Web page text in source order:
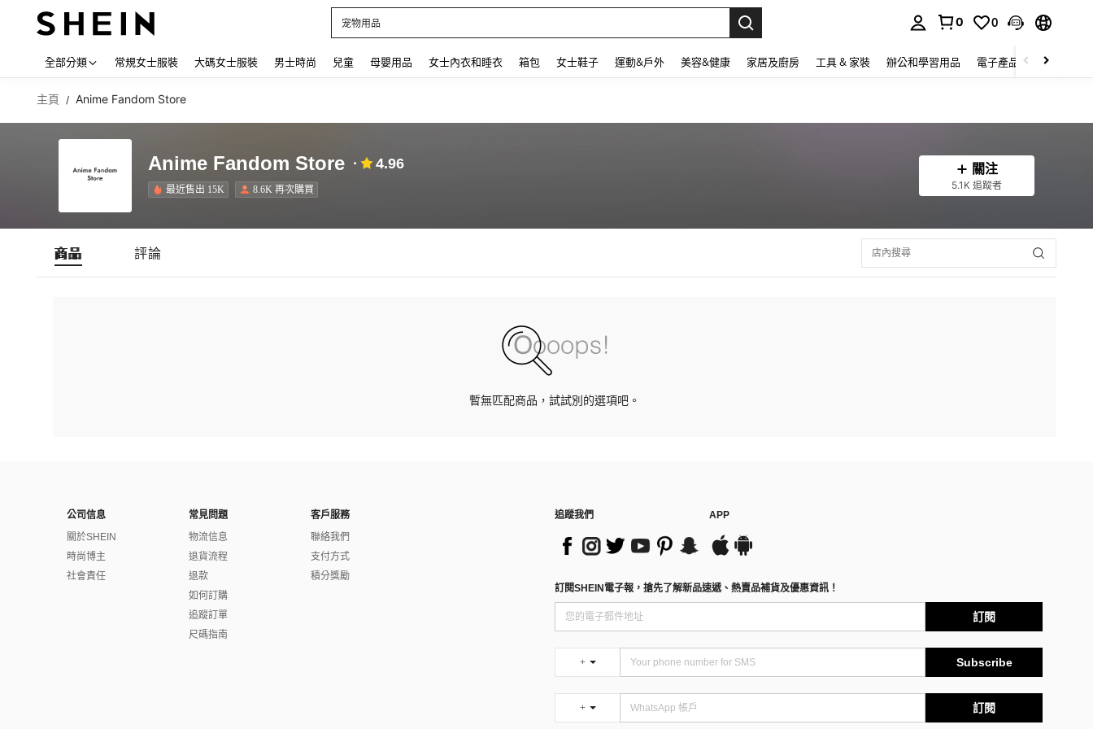
宠物用品
0 0
全部分類 常規女士服裝 大碼女士服裝 男士時尚 兒童 母嬰用品 女士內衣和睡衣 箱包 女士鞋子 運動&戶外 美容&健康 家居及廚房 工具 & 家裝 辦公和學習用品 電子產品 玩具
主頁 / Anime Fandom Store
Anime Fandom Store 4.96
最近售出 15K 8.6K 再次購買
關注
5.1K 追蹤者
商品 評論
暫無匹配商品，試試別的選項吧。
公司信息
關於SHEIN
時尚博主
社會責任
常見問題
物流信息
退貨流程
退款
如何訂購
追蹤訂單
尺碼指南
客戶服務
聯絡我們
支付方式
積分獎勵
追蹤我們 APP
訂閱SHEIN電子報，搶先了解新品速遞、熱賣品補貨及優惠資訊！
訂閱
+ Subscribe
+ 訂閱